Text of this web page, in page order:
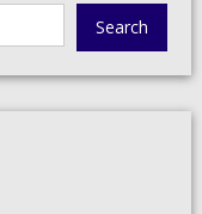
Search